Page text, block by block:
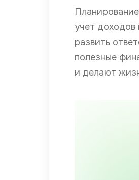
учет доходов
развить
полезные
и делают